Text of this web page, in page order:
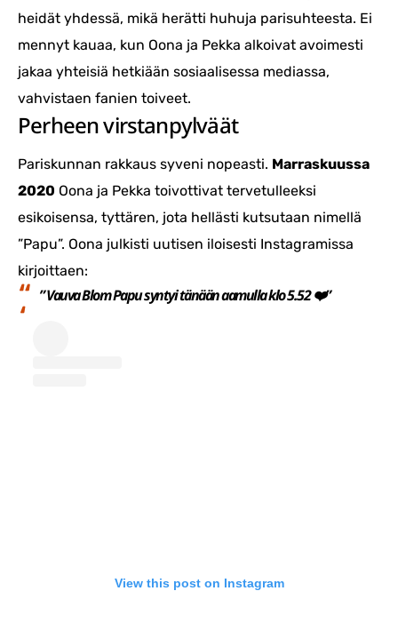
heidät yhdessä, mikä herätti huhuja parisuhteesta. Ei
mennyt kauaa, kun Oona ja Pekka alkoivat avoimesti
jakaa yhteisiä hetkiään sosiaalisessa mediassa,
vahvistaen fanien toiveet.
Perheen virstanpylväät
Pariskunnan rakkaus syveni nopeasti. Marraskuussa
2020 Oona ja Pekka toivottivat tervetulleeksi
esikoisensa, tyttären, jota hellästi kutsutaan nimellä
”Papu”. Oona julkisti uutisen iloisesti Instagramissa
kirjoittaen:
”Vauva Blom Papu syntyi tänään aamulla klo 5.52❤️”
View this post on Instagram